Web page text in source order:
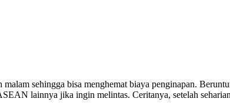
sehingga bisa menghemat biaya penginapan.
lainnya jika ingin melintas. Ceritanya, setelah